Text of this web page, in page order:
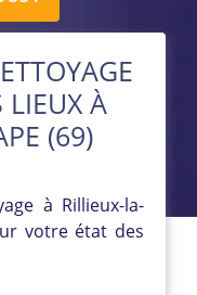
LIEUX À
(69)
à Rillieux-la-
votre état des